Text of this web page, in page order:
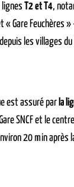
lignes T2 et T4,
« Gare Feuchères »
depuis les villages
est assuré par la
SNCF et le
20 min après